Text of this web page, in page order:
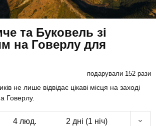
та Буковель зі
на Говерлу для
подарували 152 рази
не лише відвідає цікаві місця на заході
Говерлу.
4 люд. 2 дні (1 ніч)